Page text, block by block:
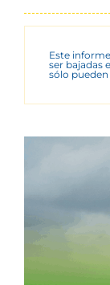
Este
ser bajadas
sólo